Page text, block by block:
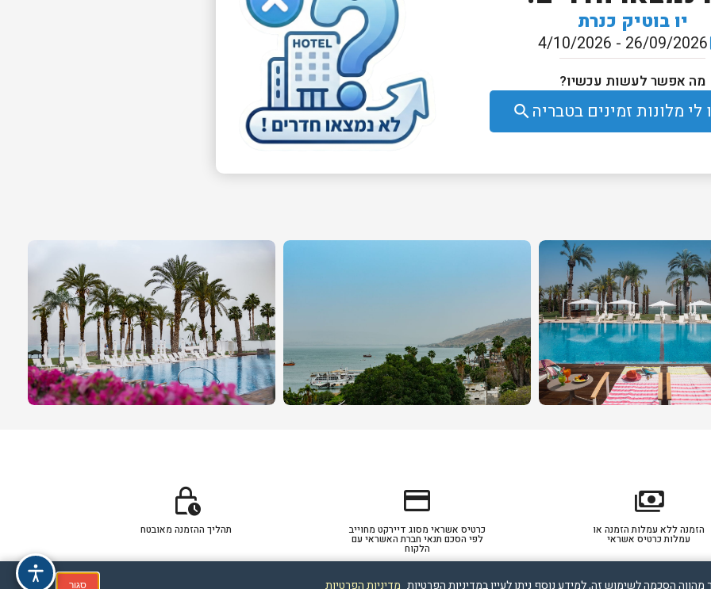
יו בוטיק כנרת
26/09/2026 - 4/10/2026
מה אפשר לעשות עכשיו?
מלונות זמינים בטבריה search
payments
הזמנה ללא עמלות הזמנה או
עמלות כרטיס אשראי
credit_card
כרטיס אשראי מסוג דיירקט מחוייב
לפי הסכם תנאי חברת האשראי עם
הלקוח
lock_clock
תהליך ההזמנה מאובטח
מדיניות הפרטיות סגור